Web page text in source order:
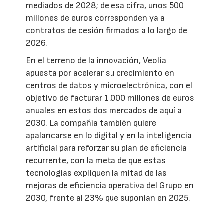
mediados de 2028; de esa cifra, unos 500
millones de euros corresponden ya a
contratos de cesión firmados a lo largo de
2026.
En el terreno de la innovación, Veolia
apuesta por acelerar su crecimiento en
centros de datos y microelectrónica, con el
objetivo de facturar 1.000 millones de euros
anuales en estos dos mercados de aquí a
2030. La compañía también quiere
apalancarse en lo digital y en la inteligencia
artificial para reforzar su plan de eficiencia
recurrente, con la meta de que estas
tecnologías expliquen la mitad de las
mejoras de eficiencia operativa del Grupo en
2030, frente al 23% que suponían en 2025.